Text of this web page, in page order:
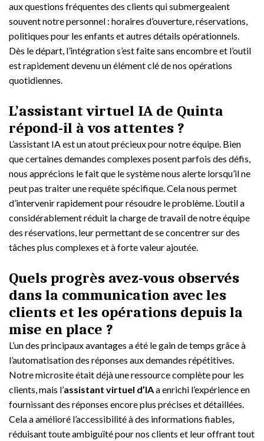
aux questions fréquentes des clients qui submergeaient
souvent notre personnel : horaires d’ouverture, réservations,
politiques pour les enfants et autres détails opérationnels.
Dès le départ, l’intégration s’est faite sans encombre et l’outil
est rapidement devenu un élément clé de nos opérations
quotidiennes.
L’assistant virtuel IA de Quinta
répond-il à vos attentes ?
L’assistant IA est un atout précieux pour notre équipe. Bien
que certaines demandes complexes posent parfois des défis,
nous apprécions le fait que le système nous alerte lorsqu’il ne
peut pas traiter une requête spécifique. Cela nous permet
d’intervenir rapidement pour résoudre le problème. L’outil a
considérablement réduit la charge de travail de notre équipe
des réservations, leur permettant de se concentrer sur des
tâches plus complexes et à forte valeur ajoutée.
Quels progrès avez-vous observés
dans la communication avec les
clients et les opérations depuis la
mise en place ?
L’un des principaux avantages a été le gain de temps grâce à
l’automatisation des réponses aux demandes répétitives.
Notre microsite était déjà une ressource complète pour les
clients, mais l’assistant virtuel d’IAa enrichi l’expérience en
fournissant des réponses encore plus précises et détaillées.
Cela a amélioré l’accessibilité à des informations fiables,
réduisant toute ambiguïté pour nos clients et leur offrant tout